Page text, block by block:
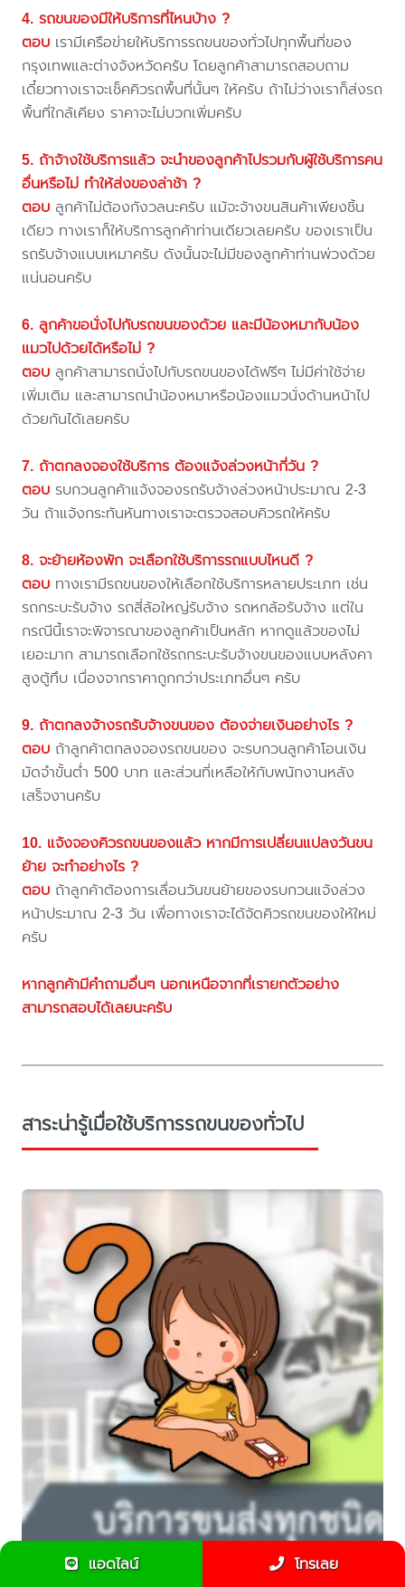
4. รถขนของมีให้บริการที่ไหนบ้าง ?
ตอบ เรามีเครือข่ายให้บริการรถขนของทั่วไปทุกพื้นที่ของ
กรุงเทพและต่างจังหวัดครับ โดยลูกค้าสามารถสอบถาม
เดี๋ยวทางเราจะเช็คคิวรถพื้นที่นั้นๆ ให้ครับ ถ้าไม่ว่างเราก็ส่งรถ
พื้นที่ใกล้เคียง ราคาจะไม่บวกเพิ่มครับ
5. ถ้าจ้างใช้บริการแล้ว จะนำของลูกค้าไปรวมกับผู้ใช้บริการคน
อื่นหรือไม่ ทำให้ส่งของล่าช้า ?
ตอบ ลูกค้าไม่ต้องกังวลนะครับ แม้จะจ้างขนสินค้าเพียงชิ้น
เดียว ทางเราก็ให้บริการลูกค้าท่านเดียวเลยครับ ของเราเป็น
รถรับจ้างแบบเหมาครับ ดังนั้นจะไม่มีของลูกค้าท่านพ่วงด้วย
แน่นอนครับ
6. ลูกค้าขอนั่งไปกับรถขนของด้วย และมีน้องหมากับน้อง
แมวไปด้วยได้หรือไม่ ?
ตอบ ลูกค้าสามารถนั่งไปกับรถขนของได้ฟรีๆ ไม่มีค่าใช้จ่าย
เพิ่มเติม และสามารถนำน้องหมาหรือน้องแมวนั่งด้านหน้าไป
ด้วยกันได้เลยครับ
7. ถ้าตกลงจองใช้บริการ ต้องแจ้งล่วงหน้ากี่วัน ?
ตอบ รบกวนลูกค้าแจ้งจองรถรับจ้างล่วงหน้าประมาณ 2-3
วัน ถ้าแจ้งกระทันหันทางเราจะตรวจสอบคิวรถให้ครับ
8. จะย้ายห้องพัก จะเลือกใช้บริการรถแบบไหนดี ?
ตอบ ทางเรามีรถขนของให้เลือกใช้บริการหลายประเภท เช่น
รถกระบะรับจ้าง รถสี่ล้อใหญ่รับจ้าง รถหกล้อรับจ้าง แต่ใน
กรณีนี้เราจะพิจารณาของลูกค้าเป็นหลัก หากดูแล้วของไม่
เยอะมาก สามารถเลือกใช้รถกระบะรับจ้างขนของแบบหลังคา
สูงตู้ทึบ เนื่องจากราคาถูกกว่าประเภทอื่นๆ ครับ
9. ถ้าตกลงจ้างรถรับจ้างขนของ ต้องจ่ายเงินอย่างไร ?
ตอบ ถ้าลูกค้าตกลงจองรถขนของ จะรบกวนลูกค้าโอนเงิน
มัดจำขั้นต่ำ 500 บาท และส่วนที่เหลือให้กับพนักงานหลัง
เสร็จงานครับ
10. แจ้งจองคิวรถขนของแล้ว หากมีการเปลี่ยนแปลงวันขน
ย้าย จะทำอย่างไร ?
ตอบ ถ้าลูกค้าต้องการเลื่อนวันขนย้ายของรบกวนแจ้งล่วง
หน้าประมาณ 2-3 วัน เพื่อทางเราจะได้จัดคิวรถขนของให้ใหม่
ครับ
หากลูกค้ามีคำถามอื่นๆ นอกเหนือจากที่เรายกตัวอย่าง
สามารถสอบได้เลยนะครับ
สาระน่ารู้เมื่อใช้บริการรถขนของทั่วไป
แอดไลน์ โทรเลย